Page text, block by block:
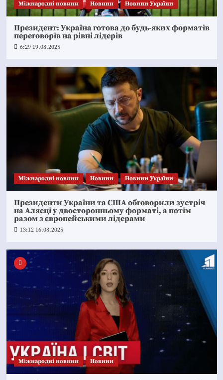
Міжнародні новини Новини Новини України
Президент: Україна готова до будь-яких форматів
переговорів на рівні лідерів
6:29 19.08.2025
Міжнародні новини Новини Новини України
Президенти України та США обговорили зустріч
на Алясці у двосторонньому форматі, а потім
разом з європейськими лідерами
13:12 16.08.2025
Міжнародні новини Новини